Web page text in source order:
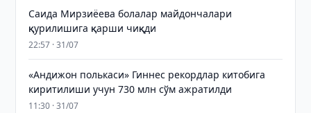
Саида Мирзиёева болалар майдончалари
қурилишига қарши чиқди
22:57 · 31/07
«Андижон полькаси» Гиннес рекордлар китобига
киритилиши учун 730 млн сўм ажратилди
11:30 · 31/07